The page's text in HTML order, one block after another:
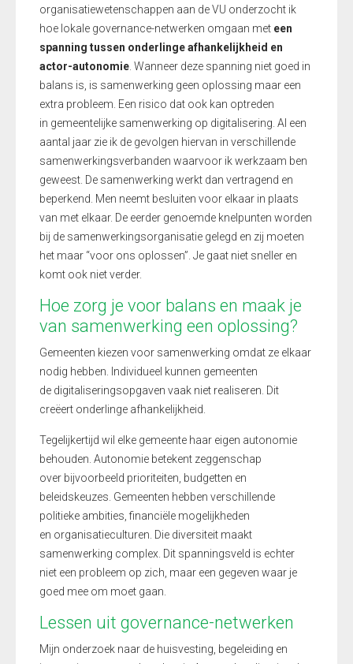
organisatiewetenschappen aan de VU onderzocht ik
hoe lokale governance-netwerken omgaan met een
spanning tussen onderlinge afhankelijkheid en
actor-autonomie . Wanneer deze spanning niet goed in
balans is, is samenwerking geen oplossing maar een
extra probleem. Een risico dat ook kan optreden
in gemeentelijke samenwerking op digitalisering. Al een
aantal jaar zie ik de gevolgen hiervan in verschillende
samenwerkingsverbanden waarvoor ik werkzaam ben
geweest. De samenwerking werkt dan vertragend en
beperkend. Men neemt besluiten voor elkaar in plaats
van met elkaar. De eerder genoemde knelpunten worden
bij de samenwerkingsorganisatie gelegd en zij moeten
het maar “voor ons oplossen”. Je gaat niet sneller en
komt ook niet verder.
Hoe zorg je voor balans en maak je
van samenwerking een oplossing?
Gemeenten kiezen voor samenwerking omdat ze elkaar
nodig hebben. Individueel kunnen gemeenten
de digitaliseringsopgaven vaak niet realiseren. Dit
creëert onderlinge afhankelijkheid.
Tegelijkertijd wil elke gemeente haar eigen autonomie
behouden. Autonomie betekent zeggenschap
over bijvoorbeeld prioriteiten, budgetten en
beleidskeuzes. Gemeenten hebben verschillende
politieke ambities, financiële mogelijkheden
en organisatieculturen. Die diversiteit maakt
samenwerking complex. Dit spanningsveld is echter
niet een probleem op zich, maar een gegeven waar je
goed mee om moet gaan.
Lessen uit governance-netwerken
Mijn onderzoek naar de huisvesting, begeleiding en